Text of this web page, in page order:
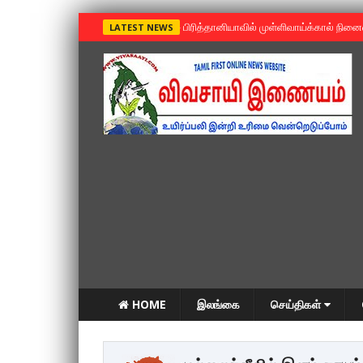
LATEST NEWS »பிரித்தானியாவில் முள்ளிவாய்க்கால்
HOME இலங்கை செய்திகள்